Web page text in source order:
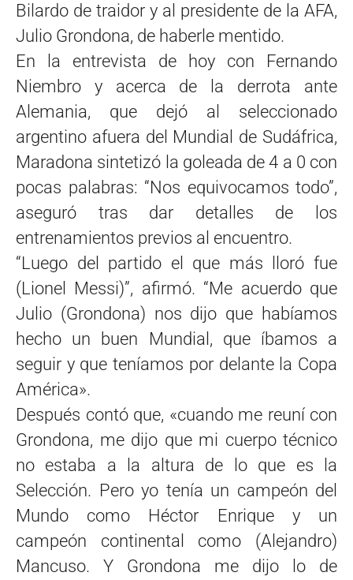
Bilardo de traidor y al presidente de la AFA,
Julio Grondona, de haberle mentido.
En la entrevista de hoy con Fernando
Niembro y acerca de la derrota ante
Alemania, que dejó al seleccionado
argentino afuera del Mundial de Sudáfrica,
Maradona sintetizó la goleada de 4 a 0 con
pocas palabras: “Nos equivocamos todo”,
aseguró tras dar detalles de los
entrenamientos previos al encuentro.
“Luego del partido el que más lloró fue
(Lionel Messi)”, afirmó. “Me acuerdo que
Julio (Grondona) nos dijo que habíamos
hecho un buen Mundial, que íbamos a
seguir y que teníamos por delante la Copa
América».
Después contó que, «cuando me reuní con
Grondona, me dijo que mi cuerpo técnico
no estaba a la altura de lo que es la
Selección. Pero yo tenía un campeón del
Mundo como Héctor Enrique y un
campeón continental como (Alejandro)
Mancuso. Y Grondona me dijo lo de